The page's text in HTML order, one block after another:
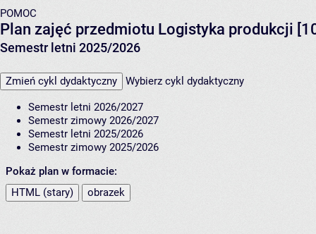
POMOC
Plan zajęć przedmiotu Logistyka produkcji
Semestr letni 2025/2026
Zmień cykl dydaktyczny Wybierz cykl dydaktyczny
Semestr letni 2026/2027
Semestr zimowy 2026/2027
Semestr letni 2025/2026
Semestr zimowy 2025/2026
Pokaż plan w formacie:
HTML (stary)
obrazek